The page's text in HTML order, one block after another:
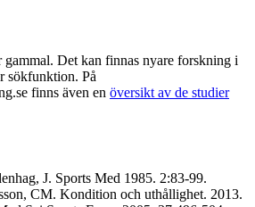
gammal. Det kan finnas nyare forskning i
sökfunktion. På
finns även en översikt av de studier
J. Sports Med 1985. 2:83-99.
CM. Kondition och uthållighet. 2013.